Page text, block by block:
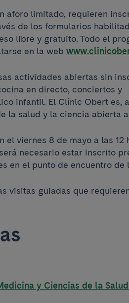
aforo limitado, requieren
de los formularios
libre y gratuito. Todo el
en la web
actividades abiertas sin
en directo, conciertos y
infantil. El Clínic Obert es,
la salud y la ciencia abierta
el viernes 8 de mayo a las 12
necesario estar inscrito
en el punto de encuentro de
visitas guiadas que
y Ciencias de la